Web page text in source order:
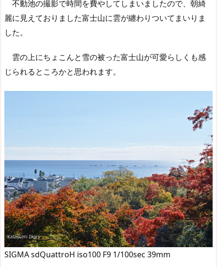
不動池の撮影で時間を費やしてしまいましたので、朝綺
麗に見えておりました富士山に雲が纏わりついてまいりま
した。
雲の上にちょこんと雪の被った富士山が可愛らしくも感
じられるところかと思われます。
SIGMA sdQuattroH iso100 F9 1/100sec 39mm